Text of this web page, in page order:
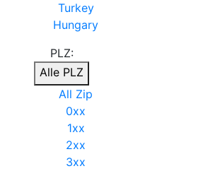
Turkey
Hungary
PLZ:
Alle PLZ
All Zip
0xx
1xx
2xx
3xx